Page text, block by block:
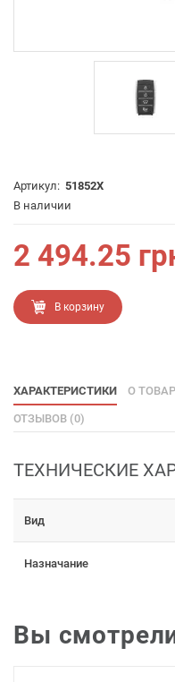
Артикул: 51852X
В наличии
2 494.25
В корзину
ХАРАКТЕРИСТИКИ О
ОТЗЫВОВ (0)
ТЕХНИЧЕСКИЕ
Вид
Назначание
Вы